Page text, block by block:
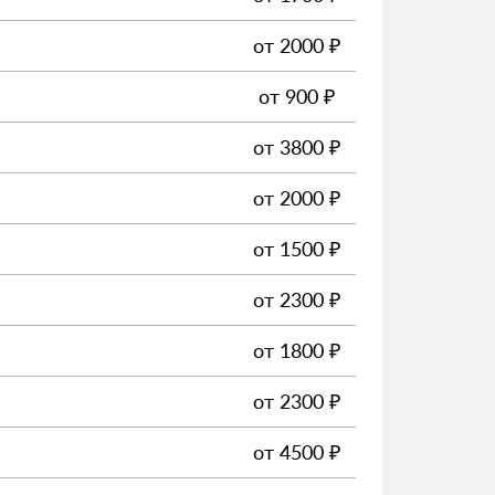
от 2000 ₽
от 900 ₽
от 3800 ₽
от 2000 ₽
от 1500 ₽
от 2300 ₽
от 1800 ₽
от 2300 ₽
от 4500 ₽